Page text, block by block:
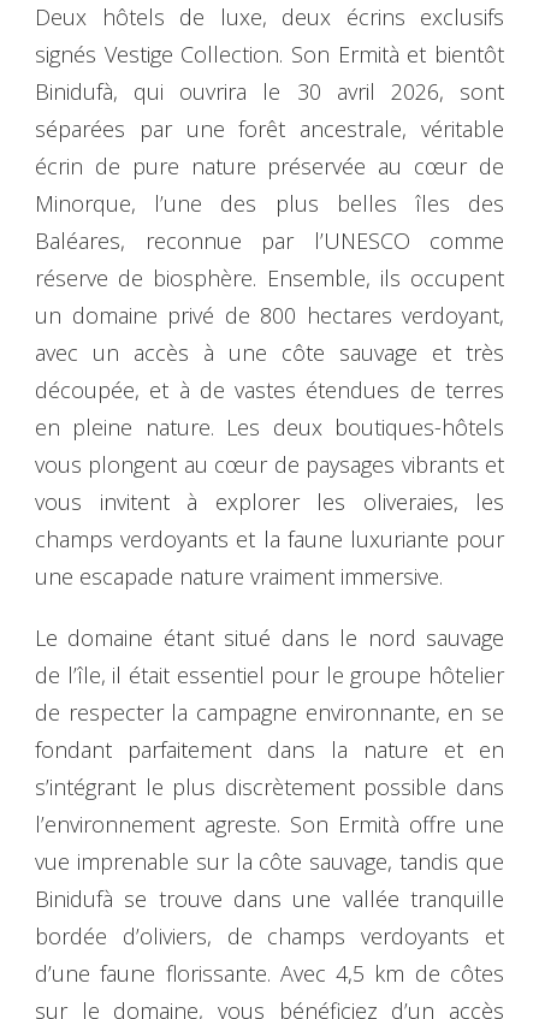
Deux hôtels de luxe, deux écrins exclusifs
signés Vestige Collection. Son Ermità et bientôt
Binidufà, qui ouvrira le 30 avril 2026, sont
séparées par une forêt ancestrale, véritable
écrin de pure nature préservée au cœur de
Minorque, l’une des plus belles îles des
Baléares, reconnue par l’UNESCO comme
réserve de biosphère. Ensemble, ils occupent
un domaine privé de 800 hectares verdoyant,
avec un accès à une côte sauvage et très
découpée, et à de vastes étendues de terres
en pleine nature. Les deux boutiques-hôtels
vous plongent au cœur de paysages vibrants et
vous invitent à explorer les oliveraies, les
champs verdoyants et la faune luxuriante pour
une escapade nature vraiment immersive.
Le domaine étant situé dans le nord sauvage
de l’île, il était essentiel pour le groupe hôtelier
de respecter la campagne environnante, en se
fondant parfaitement dans la nature et en
s’intégrant le plus discrètement possible dans
l’environnement agreste. Son Ermità offre une
vue imprenable sur la côte sauvage, tandis que
Binidufà se trouve dans une vallée tranquille
bordée d’oliviers, de champs verdoyants et
d’une faune florissante. Avec 4,5 km de côtes
sur le domaine, vous bénéficiez d’un accès